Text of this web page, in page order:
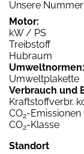
Unsere Nummer
Motor:
kW / PS
Treibstoff
Hubraum
Umweltnormen:
Umweltplakette
Verbrauch und
Kraftstoffverbr.
CO2-Emissionen
CO2-Klasse
Standort